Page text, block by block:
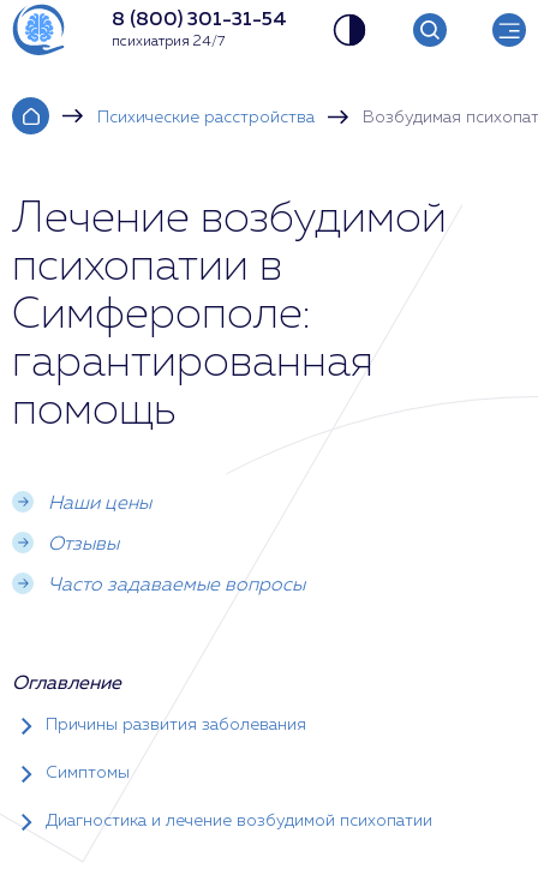
8 (800) 301-31-54
психиатрия 24/7
Психические расстройства Возбудимая
Лечение возбудимой
психопатии в
Симферополе:
гарантированная
помощь
Наши цены
Отзывы
Часто задаваемые вопросы
Оглавление
Причины развития заболевания
Симптомы
Диагностика и лечение возбудимой психопатии